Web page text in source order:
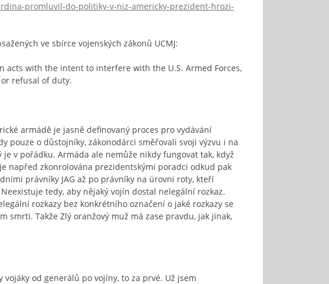
promluvil-do-politiky-v-niz-americky-prezident-hrozi-
ve sbírce vojenských zákonů UCMJ:
acts with the intent to interfere with the U.S. Armed Forces,
refusal of duty.
armádě je jasně definovaný proces pro vydávání
pouze o důstojníky, zákonodárci směřovali svoji výzvu i na
v pořádku. Armáda ale nemůže nikdy fungovat tak, když
napřed zkonrolována prezidentskými poradci odkud pak
právníky JAG až po právníky na úrovni roty, kteří
tedy, aby nějaký vojín dostal nelegální rozkaz.
rozkazy bez konkrétního označení o jaké rozkazy se
smrti. Takže Zlý oranžový muž má zase pravdu, jak jinak,
od generálů po vojíny, to za prvé. Už jsem